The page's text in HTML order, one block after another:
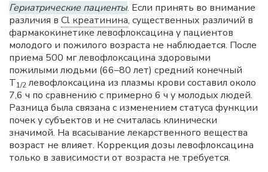
Гериатрические пациенты. Если принять во внимание
различия в Cl креатинина, существенных различий в
фармакокинетике левофлоксацина у пациентов
молодого и пожилого возраста не наблюдается. После
приема 500 мг левофлоксацина здоровыми
пожилыми людьми (66–80 лет) средний конечный
Т1/2 левофлоксацина из плазмы крови составил около
7,6 ч по сравнению с примерно 6 ч у молодых людей.
Разница была связана с изменением статуса функции
почек у субъектов и не считалась клинически
значимой. На всасывание лекарственного вещества
возраст не влияет. Коррекция дозы левофлоксацина
только в зависимости от возраста не требуется.